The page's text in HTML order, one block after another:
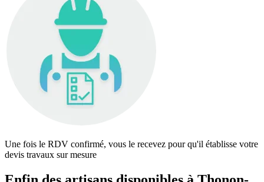
Une fois le RDV confirmé, vous le recevez pour qu'il établisse votre
devis travaux sur mesure